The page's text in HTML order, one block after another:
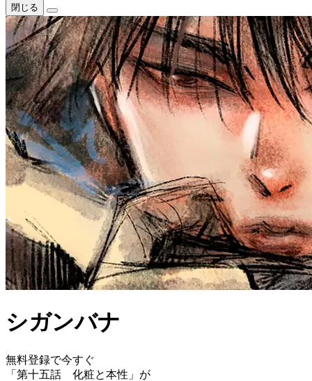
閉じる
シガンバナ
無料登録で今すぐ
「 第十五話 化粧と本性 」が